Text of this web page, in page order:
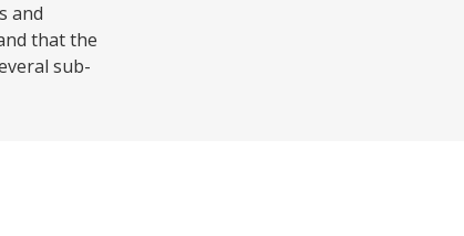
and
that the
sub-